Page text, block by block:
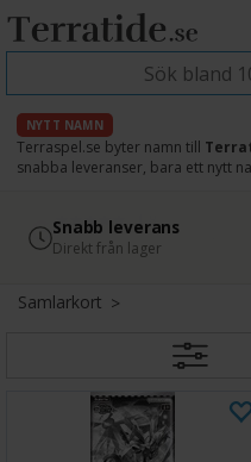
NYTT NAMN
Terraspel.se byter namn till
snabba leveranser, bara ett nytt
4.8
Läs omdömen på Google
Snabb leverans
Direkt från lager
Samlarkort